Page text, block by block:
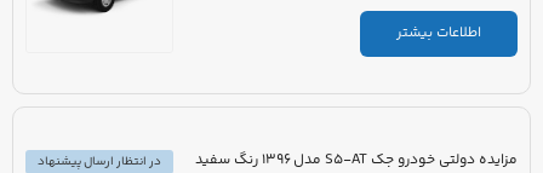
اطلاعات بیشتر
مزایده دولتی خودرو جک S5-AT مدل 1396 رنگ سفید
در انتظار ارسال پیشنهاد